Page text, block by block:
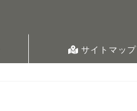
サイトマップ